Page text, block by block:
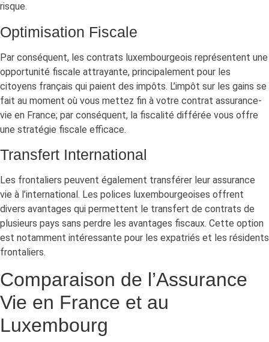
risque.
Optimisation Fiscale
Par conséquent, les contrats luxembourgeois représentent une
opportunité fiscale attrayante, principalement pour les
citoyens français qui paient des impôts. L’impôt sur les gains se
fait au moment où vous mettez fin à votre contrat assurance-
vie en France; par conséquent, la fiscalité différée vous offre
une stratégie fiscale efficace.
Transfert International
Les frontaliers peuvent également transférer leur assurance
vie à l’international. Les polices luxembourgeoises offrent
divers avantages qui permettent le transfert de contrats de
plusieurs pays sans perdre les avantages fiscaux. Cette option
est notamment intéressante pour les expatriés et les résidents
frontaliers.
Comparaison de l’Assurance
Vie en France et au
Luxembourg